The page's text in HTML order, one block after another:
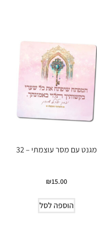
מגנט עם מסר עוצמתי – 32
₪15.00
הוספה לסל